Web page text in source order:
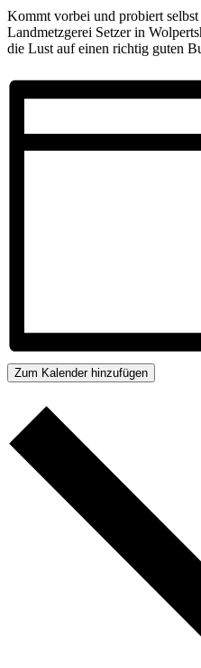
Kommt vorbei und probiert
Landmetzgerei Setzer in
die Lust auf einen richtig guten
Zum Kalender hinzufügen